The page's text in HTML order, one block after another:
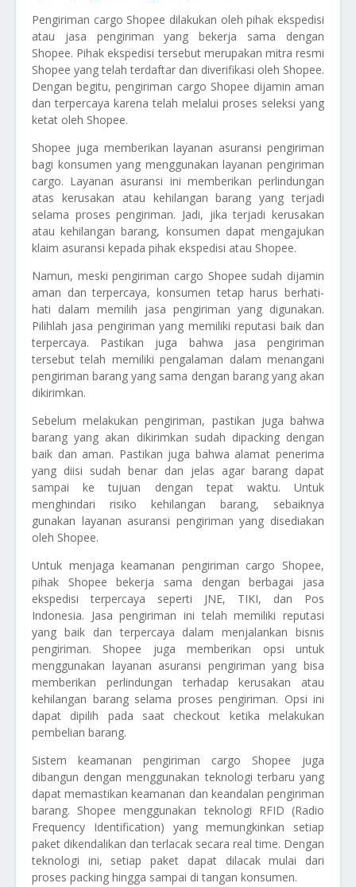
Pengiriman cargo Shopee dilakukan oleh pihak ekspedisi
atau jasa pengiriman yang bekerja sama dengan
Shopee. Pihak ekspedisi tersebut merupakan mitra resmi
Shopee yang telah terdaftar dan diverifikasi oleh Shopee.
Dengan begitu, pengiriman cargo Shopee dijamin aman
dan terpercaya karena telah melalui proses seleksi yang
ketat oleh Shopee.
Shopee juga memberikan layanan asuransi pengiriman
bagi konsumen yang menggunakan layanan pengiriman
cargo. Layanan asuransi ini memberikan perlindungan
atas kerusakan atau kehilangan barang yang terjadi
selama proses pengiriman. Jadi, jika terjadi kerusakan
atau kehilangan barang, konsumen dapat mengajukan
klaim asuransi kepada pihak ekspedisi atau Shopee.
Namun, meski pengiriman cargo Shopee sudah dijamin
aman dan terpercaya, konsumen tetap harus berhati-
hati dalam memilih jasa pengiriman yang digunakan.
Pilihlah jasa pengiriman yang memiliki reputasi baik dan
terpercaya. Pastikan juga bahwa jasa pengiriman
tersebut telah memiliki pengalaman dalam menangani
pengiriman barang yang sama dengan barang yang akan
dikirimkan.
Sebelum melakukan pengiriman, pastikan juga bahwa
barang yang akan dikirimkan sudah dipacking dengan
baik dan aman. Pastikan juga bahwa alamat penerima
yang diisi sudah benar dan jelas agar barang dapat
sampai ke tujuan dengan tepat waktu. Untuk
menghindari risiko kehilangan barang, sebaiknya
gunakan layanan asuransi pengiriman yang disediakan
oleh Shopee.
Untuk menjaga keamanan pengiriman cargo Shopee,
pihak Shopee bekerja sama dengan berbagai jasa
ekspedisi terpercaya seperti JNE, TIKI, dan Pos
Indonesia. Jasa pengiriman ini telah memiliki reputasi
yang baik dan terpercaya dalam menjalankan bisnis
pengiriman. Shopee juga memberikan opsi untuk
menggunakan layanan asuransi pengiriman yang bisa
memberikan perlindungan terhadap kerusakan atau
kehilangan barang selama proses pengiriman. Opsi ini
dapat dipilih pada saat checkout ketika melakukan
pembelian barang.
Sistem keamanan pengiriman cargo Shopee juga
dibangun dengan menggunakan teknologi terbaru yang
dapat memastikan keamanan dan keandalan pengiriman
barang. Shopee menggunakan teknologi RFID (Radio
Frequency Identification) yang memungkinkan setiap
paket dikendalikan dan terlacak secara real time. Dengan
teknologi ini, setiap paket dapat dilacak mulai dari
proses packing hingga sampai di tangan konsumen.